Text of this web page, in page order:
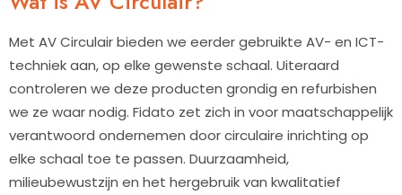
Met AV Circulair bieden we eerder gebruikte AV- en ICT-
techniek aan, op elke gewenste schaal. Uiteraard
controleren we deze producten grondig en refurbishen
we ze waar nodig. Fidato zet zich in voor maatschappelijk
verantwoord ondernemen door circulaire inrichting op
elke schaal toe te passen. Duurzaamheid,
milieubewustzijn en het hergebruik van kwalitatief